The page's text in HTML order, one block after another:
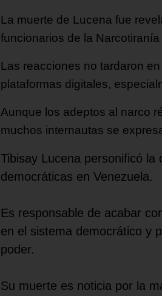
La muerte de Lucena fue
funcionarios de la
Las reacciones no tardaron
plataformas digitales,
Aunque los adeptos al narco
muchos internautas se
Tibisay Lucena personificó la
democráticas en Venezuela.
Es responsable de acabar
en el sistema democrático y
poder.
Su muerte es noticia por la